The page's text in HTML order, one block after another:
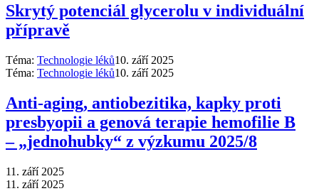
Skrytý potenciál glycerolu v individuální
přípravě
Téma: Technologie léků10. září 2025
Téma: Technologie léků10. září 2025
Anti‑aging, antiobezitika, kapky proti
presbyopii a genová terapie hemofilie B
–⁠ „jednohubky“ z výzkumu 2025/8
11. září 2025
11. září 2025